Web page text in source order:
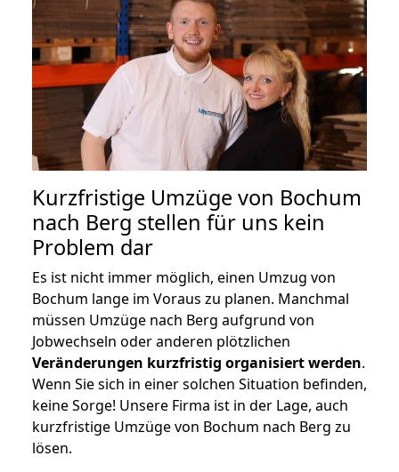
Kurzfristige Umzüge von Bochum
nach Berg stellen für uns kein
Problem dar
Es ist nicht immer möglich, einen Umzug von
Bochum lange im Voraus zu planen. Manchmal
müssen Umzüge nach Berg aufgrund von
Jobwechseln oder anderen plötzlichen
Veränderungen kurzfristig organisiert werden.
Wenn Sie sich in einer solchen Situation befinden,
keine Sorge! Unsere Firma ist in der Lage, auch
kurzfristige Umzüge von Bochum nach Berg zu
lösen.